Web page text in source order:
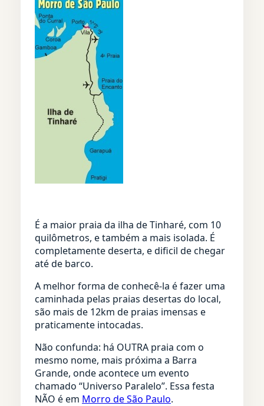
É a maior praia da ilha de Tinharé, com 10
quilômetros, e também a mais isolada. É
completamente deserta, e dificil de chegar
até de barco.
A melhor forma de conhecê-la é fazer uma
caminhada pelas praias desertas do local,
são mais de 12km de praias imensas e
praticamente intocadas.
Não confunda: há OUTRA praia com o
mesmo nome, mais próxima a Barra
Grande, onde acontece um evento
chamado “Universo Paralelo”. Essa festa
NÃO é em Morro de São Paulo.